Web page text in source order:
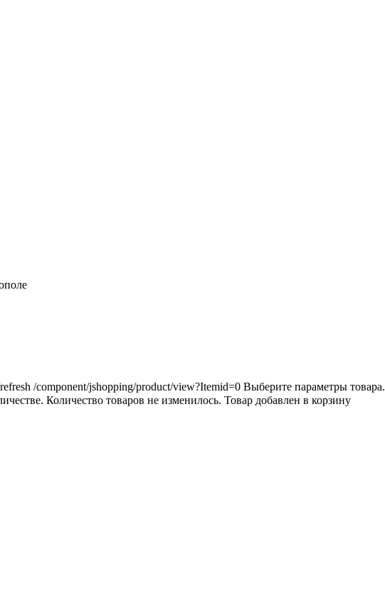
/component/jshopping/product/view?Itemid=0 Выберите параметры товара.
Количество товаров не изменилось. Товар добавлен в корзину